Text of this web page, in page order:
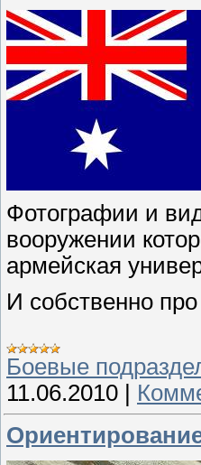
Фотографии и
вооружении
армейская
И собственно
Боевые
11.06.2010 |